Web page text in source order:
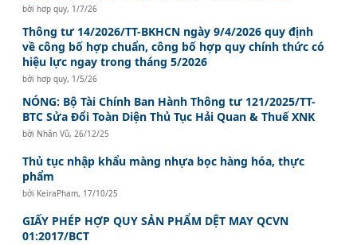
bởihơp quy, 1/7/26
Thông tư 14/2026/TT-BKHCN ngày 9/4/2026 quy định
về công bố hợp chuẩn, công bố hợp quy chính thức có
hiệu lực ngay trong tháng 5/2026
bởihơp quy, 1/5/26
NÓNG: Bộ Tài Chính Ban Hành Thông tư 121/2025/TT-
BTC Sửa Đổi Toàn Diện Thủ Tục Hải Quan & Thuế XNK
bởi Nhân Vũ, 26/12/25
Thủ tục nhập khẩu màng nhựa bọc hàng hóa, thực
phẩm
bởi KeiraPham, 17/10/25
GIẤY PHÉP HỢP QUY SẢN PHẨM DỆT MAY QCVN
01:2017/BCT